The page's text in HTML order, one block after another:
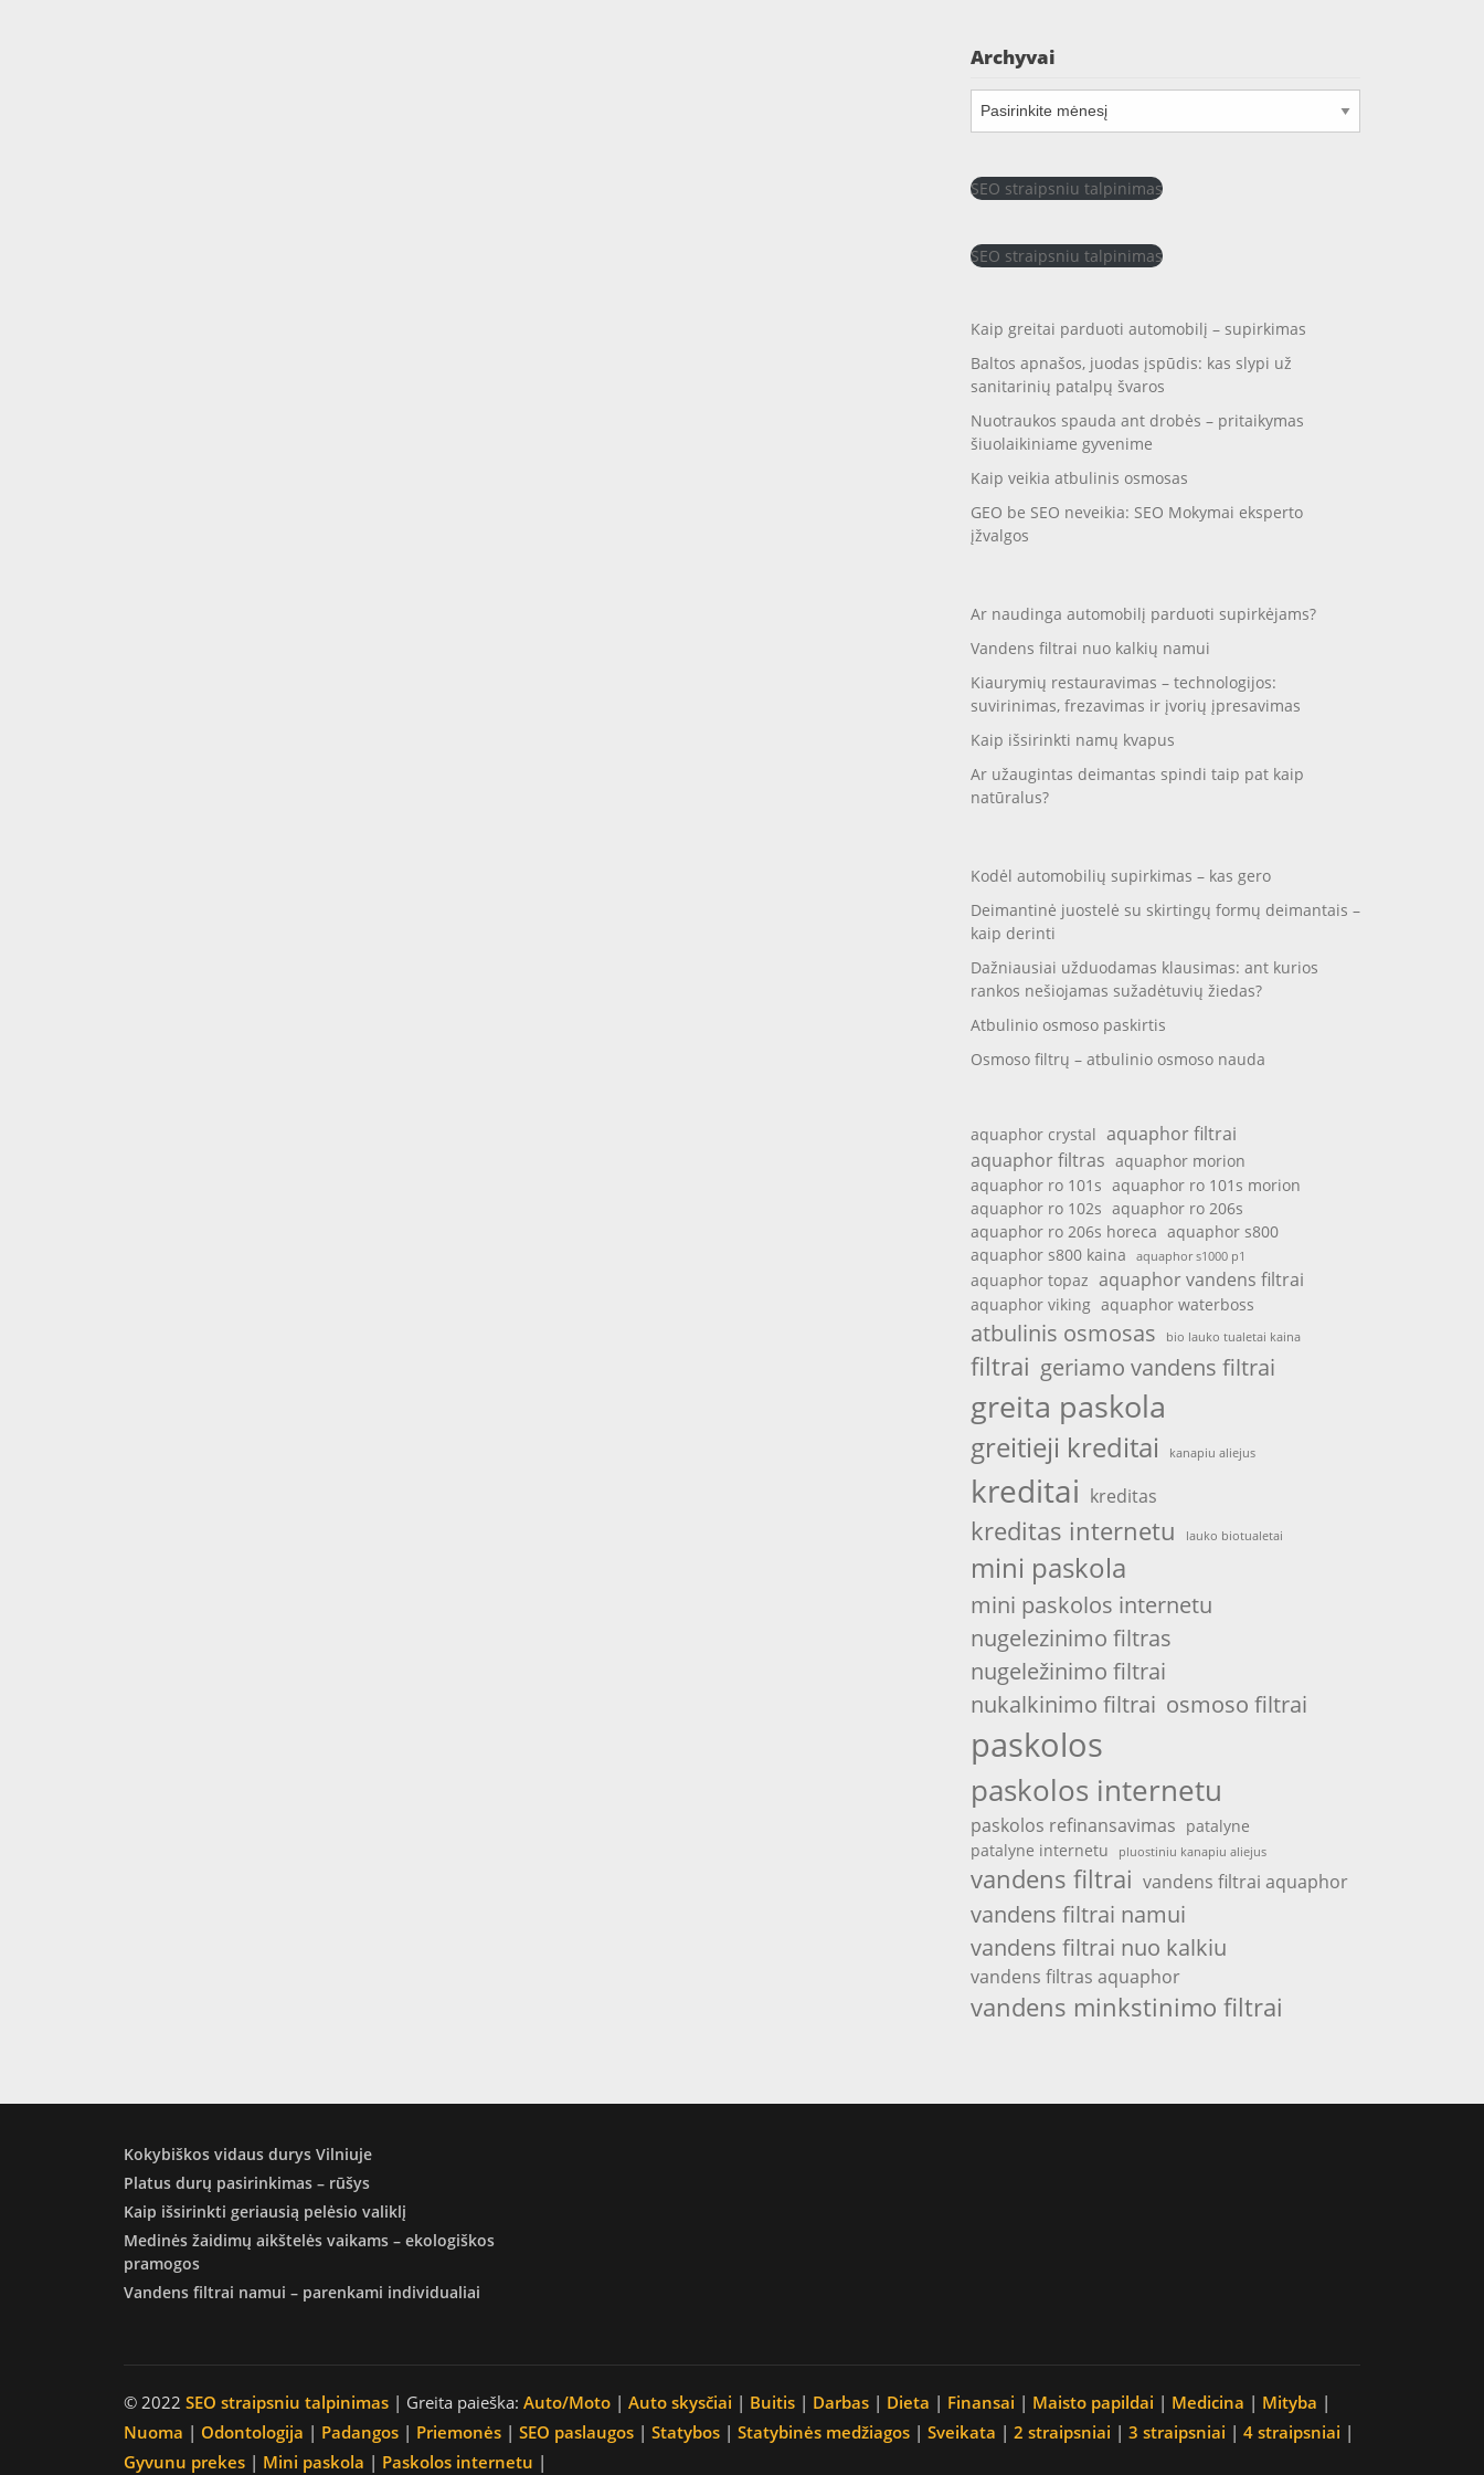
Archyvai
Archyvai
SEO straipsniu talpinimas
SEO straipsniu talpinimas
Kaip greitai parduoti automobilį – supirkimas
Baltos apnašos, juodas įspūdis: kas slypi už
sanitarinių patalpų švaros
Nuotraukos spauda ant drobės – pritaikymas
šiuolaikiniame gyvenime
Kaip veikia atbulinis osmosas
GEO be SEO neveikia: SEO Mokymai eksperto
įžvalgos
Ar naudinga automobilį parduoti supirkėjams?
Vandens filtrai nuo kalkių namui
Kiaurymių restauravimas – technologijos:
suvirinimas, frezavimas ir įvorių įpresavimas
Kaip išsirinkti namų kvapus
Ar užaugintas deimantas spindi taip pat kaip
natūralus?
Kodėl automobilių supirkimas – kas gero
Deimantinė juostelė su skirtingų formų deimantais –
kaip derinti
Dažniausiai užduodamas klausimas: ant kurios
rankos nešiojamas sužadėtuvių žiedas?
Atbulinio osmoso paskirtis
Osmoso filtrų – atbulinio osmoso nauda
aquaphor crystal aquaphor filtrai
aquaphor filtras aquaphor morion
aquaphor ro 101s aquaphor ro 101s morion
aquaphor ro 102s aquaphor ro 206s
aquaphor ro 206s horeca aquaphor s800
aquaphor s800 kaina
aquaphor s1000 p1
aquaphor topaz aquaphor vandens filtrai
aquaphor viking aquaphor waterboss
atbulinis osmosas bio lauko tualetai kaina
filtrai geriamo vandens filtrai
greita paskola
greitieji kreditai kanapiu aliejus
kreditai kreditas
kreditas internetu lauko biotualetai
mini paskola
mini paskolos internetu
nugelezinimo filtras
nugeležinimo filtrai
nukalkinimo filtrai osmoso filtrai
paskolos
paskolos internetu
paskolos refinansavimas patalyne
patalyne internetu
pluostiniu kanapiu aliejus
vandens filtrai vandens filtrai aquaphor
vandens filtrai namui
vandens filtrai nuo kalkiu
vandens filtras aquaphor
vandens minkstinimo filtrai
Kokybiškos vidaus durys Vilniuje
Platus durų pasirinkimas – rūšys
Kaip išsirinkti geriausią pelėsio valiklį
Medinės žaidimų aikštelės vaikams – ekologiškos
pramogos
Vandens filtrai namui – parenkami individualiai
© 2022 SEO straipsniu talpinimas | Greita paieška: Auto/Moto | Auto skysčiai | Buitis | Darbas | Dieta | Finansai | Maisto papildai | Medicina | Mityba |
Nuoma | Odontologija | Padangos | Priemonės | SEO paslaugos | Statybos | Statybinės medžiagos | Sveikata | 2 straipsniai | 3 straipsniai | 4 straipsniai |
Gyvunu prekes | Mini paskola | Paskolos internetu |